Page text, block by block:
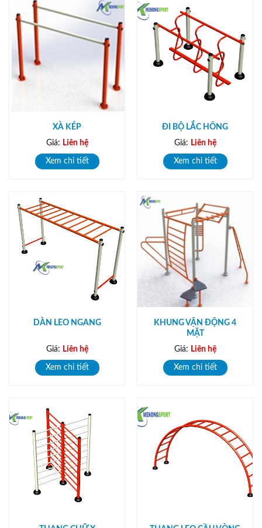
XÀ KÉP
Giá: Liên hệ
Xem chi tiết
ĐI BỘ LẮC HÔNG
Giá: Liên hệ
Xem chi tiết
DÀN LEO NGANG
Giá: Liên hệ
Xem chi tiết
KHUNG VẬN ĐỘNG 4
MẶT
Giá: Liên hệ
Xem chi tiết